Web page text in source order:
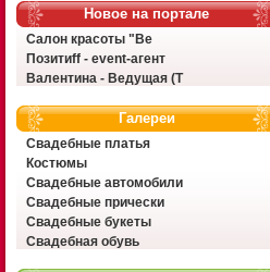
Новое на портале
Салон красоты "Ве
Позитиff - event-агент
Валентина - Ведущая (Т
Галереи
Свадебные платья
Костюмы
Свадебные автомобили
Свадебные прически
Свадебные букеты
Свадебная обувь